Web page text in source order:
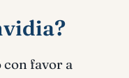
con favor a